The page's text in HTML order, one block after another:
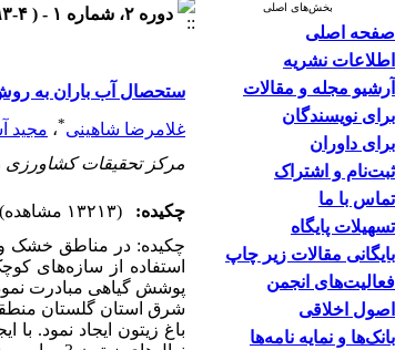
بخش‌های اصلی
صفحه اصلی
اطلاعات نشریه
آرشیو مجله و مقالات
برای نویسندگان
برای داوران
ثبت‌نام و اشتراک
تماس با ما
تسهیلات پایگاه
بایگانی مقالات زیر چاپ
فعالیت‌های انجمن
اصول اخلاقی
بانک‌ها و نمایه نامه‌ها
دوره ۲، شماره ۱ - ( ۴-۱۳۹۳ )
ستحصال آب باران به
غلامرضا شاهینی*، مجید
مرکز تحقیقات کشاورزی
چکیده:
(۱۳۲۱۳ مشاهده)
چکیده: در مناطق خشک و
استفاده از سازه‌های
پوشش گیاهی مبادرت
شرق استان گلستان
باغ زیتون ایجاد نمود.